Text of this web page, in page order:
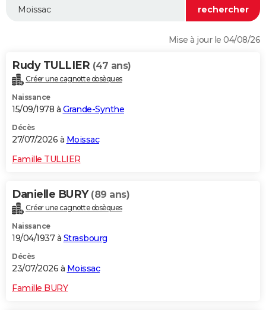
WEEK-END
Alimentation
Guide de la santé
Maladies
Médicaments
Sommeil
VOYAGE
Destinations
City break
Voyage nature
Voyage de noces
Forum
Climat
+PHOTO
GUIDES D'ACHAT
Carte de Noël
Carte Bonne année
Carte Saint-Valentin
Carte Pâques
Carte d'anniversaire
DICTIONNAIRE
Dictionnaire
Biographies
Citations
Expressions
Proverbes
PROGRAMME TV
S'inscrire
Se connecter
Lycées
Collèges
Primaires
Universités
Entreprises
Service militaire
Avis de recherche
AVIS DE DÉCÈS
FORUM
Mise à jour le 04/08/26
Rudy TULLIER (47 ans)
Créer une cagnotte obsèques
Naissance
15/09/1978 à Grande-Synthe
Décès
27/07/2026 à Moissac
Famille TULLIER
Danielle BURY (89 ans)
Créer une cagnotte obsèques
Naissance
19/04/1937 à Strasbourg
Décès
23/07/2026 à Moissac
Famille BURY